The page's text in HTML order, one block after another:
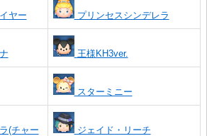
ヤー プリンセスシンデレラ
王様KH3ver.
スターミニー
(チャー
ジェイド・リーチ